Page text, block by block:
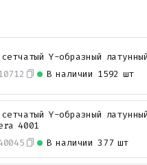
В наличии 1592 шт
сетчатый Y-образный
В наличии 377 шт
сетчатый Y-образный
4001